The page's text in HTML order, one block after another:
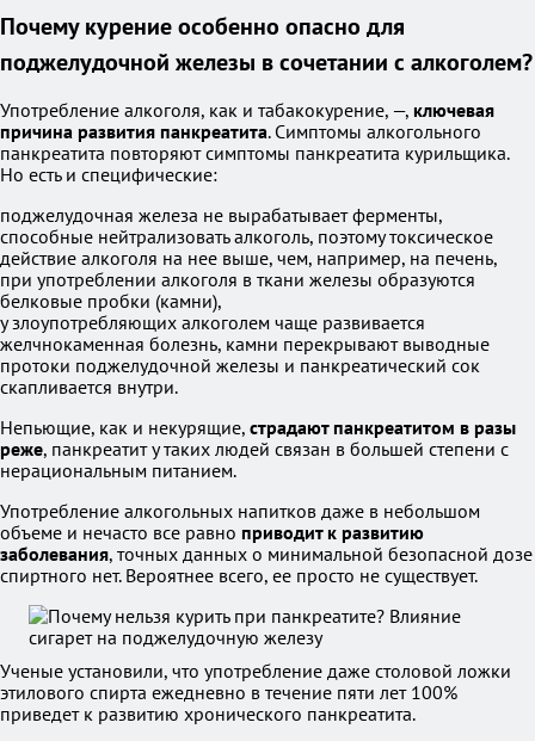
Почему курение особенно опасно для
поджелудочной железы в сочетании с алкоголем?
Употребление алкоголя, как и табакокурение, —, ключевая
причина развития панкреатита. Симптомы алкогольного
панкреатита повторяют симптомы панкреатита курильщика.
Но есть и специфические:
поджелудочная железа не вырабатывает ферменты,
способные нейтрализовать алкоголь, поэтому токсическое
действие алкоголя на нее выше, чем, например, на печень,
при употреблении алкоголя в ткани железы образуются
белковые пробки (камни),
у злоупотребляющих алкоголем чаще развивается
желчнокаменная болезнь, камни перекрывают выводные
протоки поджелудочной железы и панкреатический сок
скапливается внутри.
Непьющие, как и некурящие, страдают панкреатитом в разы
реже, панкреатит у таких людей связан в большей степени с
нерациональным питанием.
Употребление алкогольных напитков даже в небольшом
объеме и нечасто все равно приводит к развитию
заболевания, точных данных о минимальной безопасной дозе
спиртного нет. Вероятнее всего, ее просто не существует.
Ученые установили, что употребление даже столовой ложки
этилового спирта ежедневно в течение пяти лет 100%
приведет к развитию хронического панкреатита.